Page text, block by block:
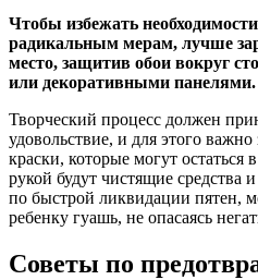
Чтобы избежать
радикальным мерам, лучше
место, защитив обои вокруг
или декоративными панелями.
Творческий процесс должен
удовольствие, и для этого важно
краски, которые могут остаться
рукой будут чистящие средства
по быстрой ликвидации пятен,
ребенку гуашь, не опасаясь
Советы по